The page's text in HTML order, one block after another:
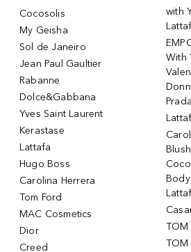
Cocosolis
My Geisha
Sol de Janeiro
Jean Paul Gaultier
Rabanne
Dolce&Gabbana
Yves Saint Laurent
Kerastase
Lattafa
Hugo Boss
Carolina Herrera
Tom Ford
MAC Cosmetics
Dior
Creed
with
With
Blush
Body
TOM
TOM